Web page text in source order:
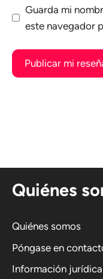
Guarda mi
este navegador
a
i
a
:
Quiénes
Quiénes somos
Póngase en
Información jurídica